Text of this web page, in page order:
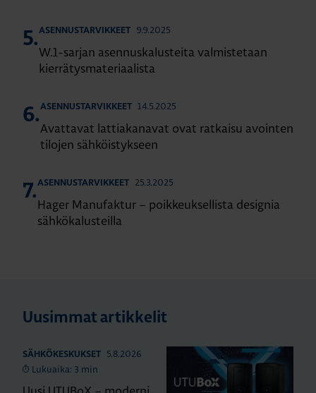
5.ASENNUSTARVIKKEET 9.9.2025
W.1-sarjan asennuskalusteita valmistetaan
kierrätysmateriaalista
6.ASENNUSTARVIKKEET 14.5.2025
Avattavat lattiakanavat ovat ratkaisu avointen
tilojen sähköistykseen
7.ASENNUSTARVIKKEET 25.3.2025
Hager Manu­faktur – poikkeuksellista designia
sähkökalusteilla
Uusimmat artikkelit
SÄHKÖKESKUKSET
5.8.2026
Lukuaika: 3 min